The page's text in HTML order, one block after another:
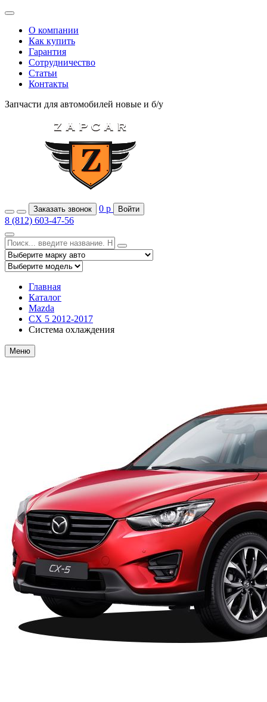
О компании
Как купить
Гарантия
Сотрудничество
Статьи
Контакты
Запчасти для автомобилей новые и б/у
Заказать звонок 0 р Войти
8 (812) 603-47-56
Главная
Каталог
Mazda
CX 5 2012-2017
Система охлаждения
Меню